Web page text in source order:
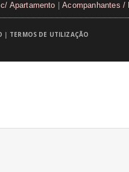
Apartamento Acompanhantes /
| TERMOS DE UTILIZAÇÃO